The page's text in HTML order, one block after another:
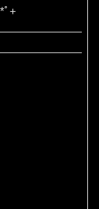
ﾟ⁠+